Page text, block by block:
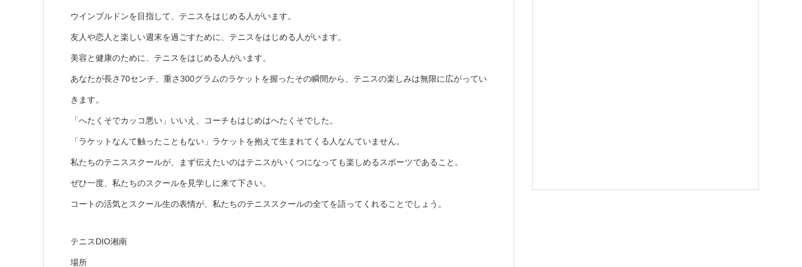
ウインブルドンを目指して、テニスをはじめる人がいます。
友人や恋人と楽しい週末を過ごすために、テニスをはじめる人がいます。
美容と健康のために、テニスをはじめる人がいます。
あなたが長さ70センチ、重さ300グラムのラケットを握ったその瞬間から、テニスの楽しみは無限に広がってい
きます。
「へたくそでカッコ悪い」いいえ、コーチもはじめはへたくそでした。
「ラケットなんて触ったこともない」ラケットを抱えて生まれてくる人なんていません。
私たちのテニススクールが、まず伝えたいのはテニスがいくつになっても楽しめるスポーツであること。
ぜひ一度、私たちのスクールを見学しに来て下さい。
コートの活気とスクール生の表情が、私たちのテニススクールの全てを語ってくれることでしょう。
テニスDIO湘南
場所